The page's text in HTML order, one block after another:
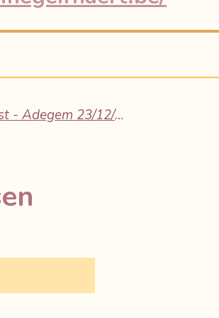
Kerst(ge)mis en tastbare troost - Adegem 23/12/2025